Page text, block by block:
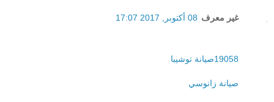
غير معرف 08 أكتوبر, 2017 17:07
19058صيانة توشيبا
صيانة زانوسي